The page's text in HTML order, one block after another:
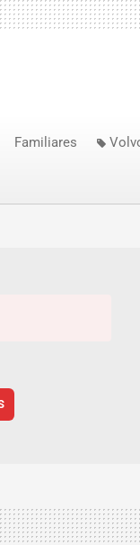
Familiares